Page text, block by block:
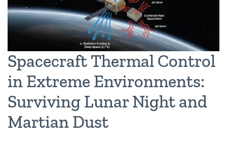
Spacecraft Thermal Control
in Extreme Environments:
Surviving Lunar Night and
Martian Dust